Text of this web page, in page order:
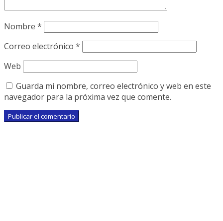
Nombre *
Correo electrónico *
Web
Guarda mi nombre, correo electrónico y web en este
navegador para la próxima vez que comente.